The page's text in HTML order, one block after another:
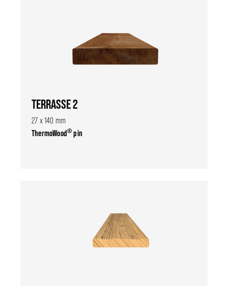
TERRASSE 2
27 x 140 mm
ThermoWood®pin